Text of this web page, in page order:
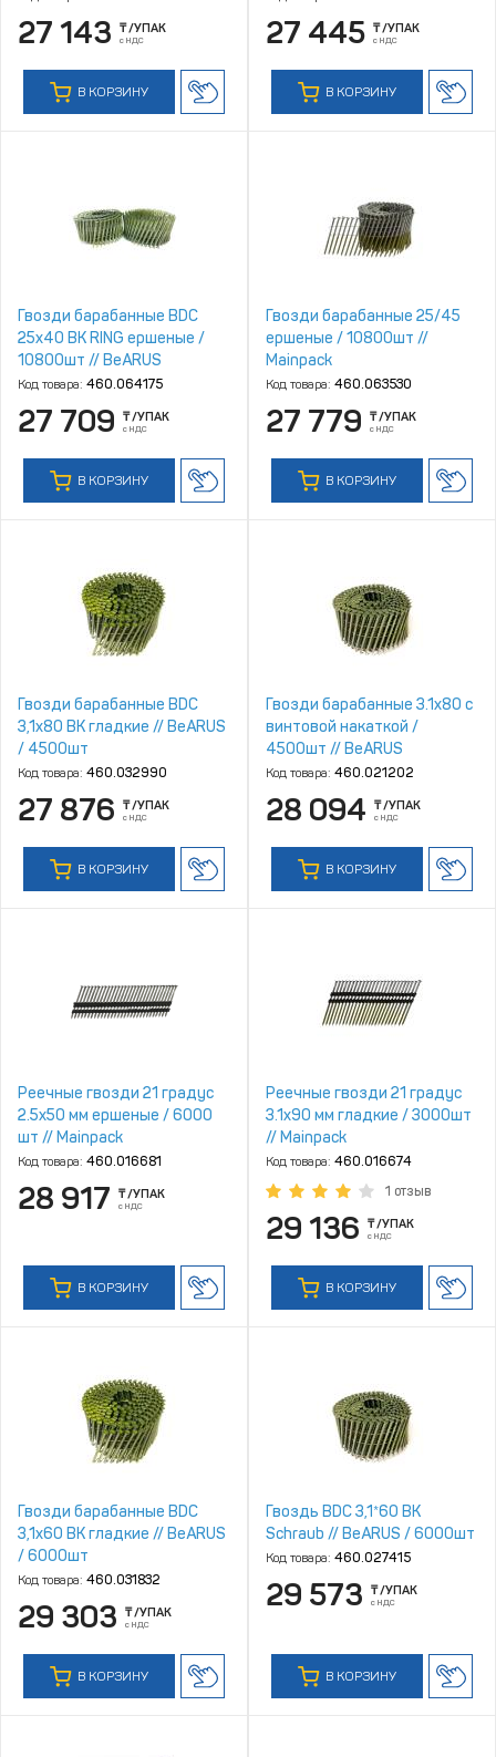
27 143 ₸/УПАК
с НДС
В КОРЗИНУ
27 445 ₸/УПАК
с НДС
В КОРЗИНУ
Гвозди барабанные BDC
25x40 BK RING ершеные /
10800шт // BeARUS
Код товара: 460.064175
27 709 ₸/УПАК
с НДС
В КОРЗИНУ
Гвозди барабанные 25/45
ершеные / 10800шт //
Mainpack
Код товара: 460.063530
27 779 ₸/УПАК
с НДС
В КОРЗИНУ
Гвозди барабанные BDC
3,1х80 ВК гладкие // BeARUS
/ 4500шт
Код товара: 460.032990
27 876 ₸/УПАК
с НДС
В КОРЗИНУ
Гвозди барабанные 3.1х80 с
винтовой накаткой /
4500шт // BeARUS
Код товара: 460.021202
28 094 ₸/УПАК
с НДС
В КОРЗИНУ
Реечные гвозди 21 градус
2.5х50 мм ершеные / 6000
шт // Mainpack
Код товара: 460.016681
28 917 ₸/УПАК
с НДС
В КОРЗИНУ
Реечные гвозди 21 градус
3.1х90 мм гладкие / 3000шт
// Mainpack
Код товара: 460.016674
1 отзыв
29 136 ₸/УПАК
с НДС
В КОРЗИНУ
Гвозди барабанные BDC
3,1х60 ВК гладкие // BeARUS
/ 6000шт
Код товара: 460.031832
29 303 ₸/УПАК
с НДС
В КОРЗИНУ
Гвоздь BDC 3,1*60 ВК
Schraub // BeARUS / 6000шт
Код товара: 460.027415
29 573 ₸/УПАК
с НДС
В КОРЗИНУ